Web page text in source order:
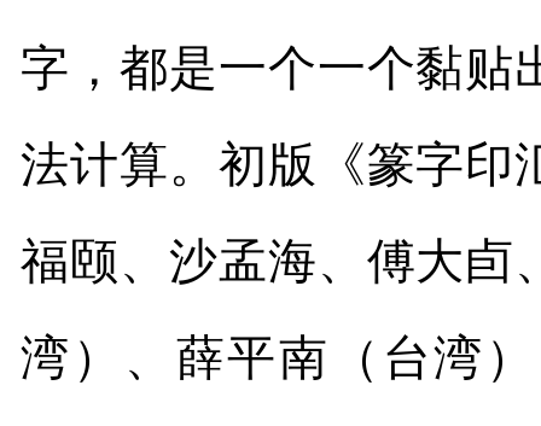
字，都是一个一个黏贴
法计算。初版《篆字印
福颐、沙孟海、傅大卣
湾）、薛平南（台湾